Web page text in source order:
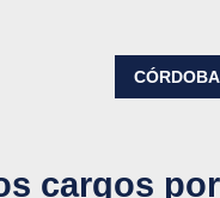
CÓRDOBA
cargos por